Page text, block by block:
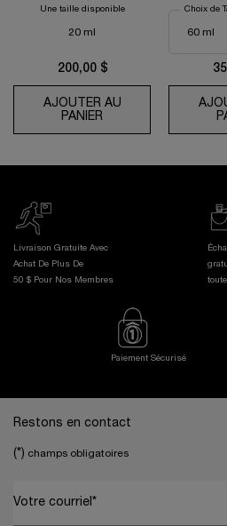
Une taille disponible
20 ml
200,00 $
AJOUTER AU
PANIER ABSOLUE LA CRÈME
Choix de
Livraison Gratuite Avec
Achat De Plus De
50 $ Pour Nos Membres
Paiement Sécurisé
Restons en contact
(*) champs obligatoires
Votre courriel *